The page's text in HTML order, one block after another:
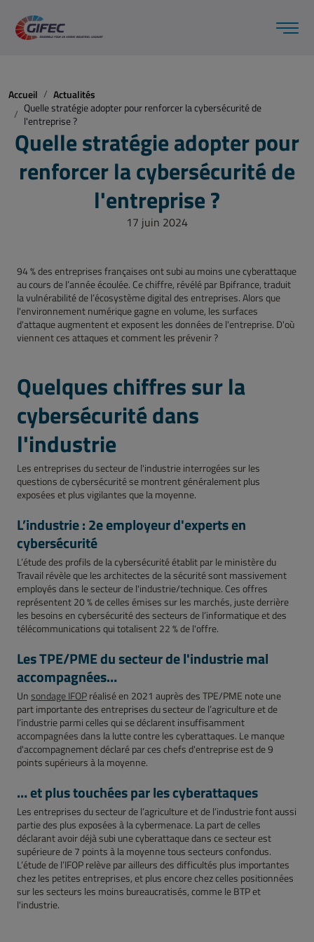
Accueil
Actualités
Quelle stratégie adopter pour renforcer la cybersécurité de
l'entreprise ?
Quelle stratégie adopter pour
renforcer la cybersécurité de
l'entreprise ?
17 juin 2024
94 % des entreprises françaises ont subi au moins une cyberattaque
au cours de l’année écoulée. Ce chiffre, révélé par Bpifrance, traduit
la vulnérabilité de l’écosystème digital des entreprises. Alors que
l'environnement numérique gagne en volume, les surfaces
d'attaque augmentent et exposent les données de l'entreprise. D'où
viennent ces attaques et comment les prévenir ?
Quelques chiffres sur la
cybersécurité dans
l'industrie
Les entreprises du secteur de l'industrie interrogées sur les
questions de cybersécurité se montrent généralement plus
exposées et plus vigilantes que la moyenne.
L’industrie : 2e employeur d'experts en
cybersécurité
L’étude des profils de la cybersécurité établit par le ministère du
Travail révèle que les architectes de la sécurité sont massivement
employés dans le secteur de l'industrie/technique. Ces offres
représentent 20 % de celles émises sur les marchés, juste derrière
les besoins en cybersécurité des secteurs de l’informatique et des
télécommunications qui totalisent 22 % de l'offre.
Les TPE/PME du secteur de l'industrie mal
accompagnées…
Un sondage IFOP réalisé en 2021 auprès des TPE/PME note une
part importante des entreprises du secteur de l’agriculture et de
l’industrie parmi celles qui se déclarent insuffisamment
accompagnées dans la lutte contre les cyberattaques. Le manque
d'accompagnement déclaré par ces chefs d'entreprise est de 9
points supérieurs à la moyenne.
… et plus touchées par les cyberattaques
Les entreprises du secteur de l’agriculture et de l’industrie font aussi
partie des plus exposées à la cybermenace. La part de celles
déclarant avoir déjà subi une cyberattaque dans ce secteur est
supérieure de 7 points à la moyenne tous secteurs confondus.
L’étude de l’IFOP relève par ailleurs des difficultés plus importantes
chez les petites entreprises, et plus encore chez celles positionnées
sur les secteurs les moins bureaucratisés, comme le BTP et
l'industrie.